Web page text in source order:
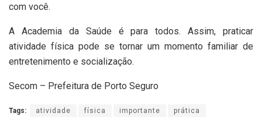
com você.
A Academia da Saúde é para todos. Assim, praticar
atividade física pode se tornar um momento familiar de
entretenimento e socialização.
Secom – Prefeitura de Porto Seguro
Tags: atividade física importante prática